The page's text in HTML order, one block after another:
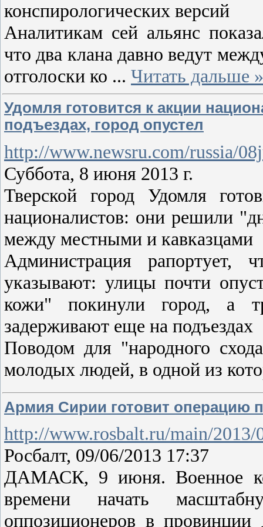
конспирологических версий
Аналитикам сей альянс
что два клана давно ведут
отголоски ко ... Читать дальше »
Удомля готовится к акции
подъездах, город опустел
http://www.newsru.com/russia/
Суббота, 8 июня 2013 г.
Тверской город Удомля
националистов: они решили
между местными и кавказцами
Администрация
указывают: улицы почти
кожи" покинули город, а
задерживают еще на подъездах
Поводом для "народного
молодых людей, в одной из
Армия Сирии готовит операцию
http://www.rosbalt.ru/main/2013/
Росбалт, 09/06/2013 17:37
ДАМАСК, 9 июня. Военное
времени начать
оппозиционеров в